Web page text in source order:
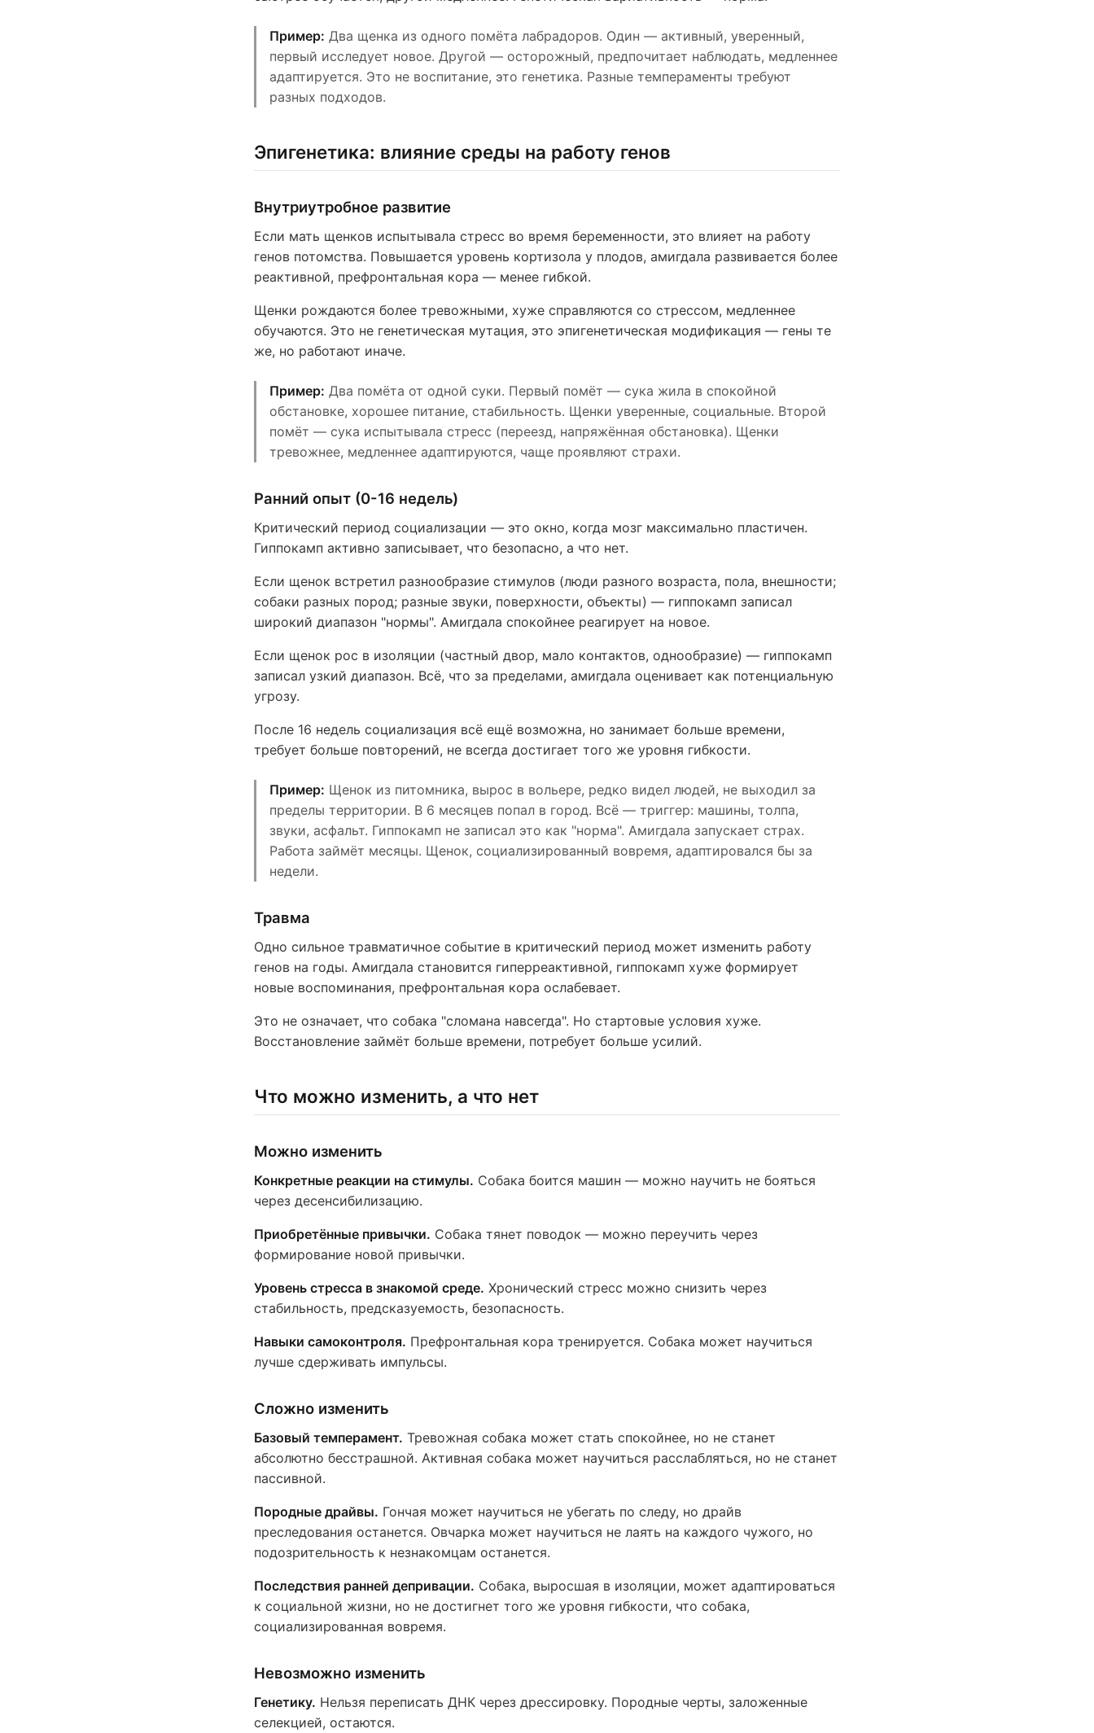
Пример: Два щенка из одного помёта лабрадоров. Один — активный, уверенный,
первый исследует новое. Другой — осторожный, предпочитает наблюдать, медленнее
адаптируется. Это не воспитание, это генетика. Разные темпераменты требуют
разных подходов.
Эпигенетика: влияние среды на работу генов
Внутриутробное развитие
Если мать щенков испытывала стресс во время беременности, это влияет на работу
генов потомства. Повышается уровень кортизола у плодов, амигдала развивается более
реактивной, префронтальная кора — менее гибкой.
Щенки рождаются более тревожными, хуже справляются со стрессом, медленнее
обучаются. Это не генетическая мутация, это эпигенетическая модификация — гены те
же, но работают иначе.
Пример: Два помёта от одной суки. Первый помёт — сука жила в спокойной
обстановке, хорошее питание, стабильность. Щенки уверенные, социальные. Второй
помёт — сука испытывала стресс (переезд, напряжённая обстановка). Щенки
тревожнее, медленнее адаптируются, чаще проявляют страхи.
Ранний опыт (0-16 недель)
Критический период социализации — это окно, когда мозг максимально пластичен.
Гиппокамп активно записывает, что безопасно, а что нет.
Если щенок встретил разнообразие стимулов (люди разного возраста, пола, внешности;
собаки разных пород; разные звуки, поверхности, объекты) — гиппокамп записал
широкий диапазон "нормы". Амигдала спокойнее реагирует на новое.
Если щенок рос в изоляции (частный двор, мало контактов, однообразие) — гиппокамп
записал узкий диапазон. Всё, что за пределами, амигдала оценивает как потенциальную
угрозу.
После 16 недель социализация всё ещё возможна, но занимает больше времени,
требует больше повторений, не всегда достигает того же уровня гибкости.
Пример: Щенок из питомника, вырос в вольере, редко видел людей, не выходил за
пределы территории. В 6 месяцев попал в город. Всё — триггер: машины, толпа,
звуки, асфальт. Гиппокамп не записал это как "норма". Амигдала запускает страх.
Работа займёт месяцы. Щенок, социализированный вовремя, адаптировался бы за
недели.
Травма
Одно сильное травматичное событие в критический период может изменить работу
генов на годы. Амигдала становится гиперреактивной, гиппокамп хуже формирует
новые воспоминания, префронтальная кора ослабевает.
Это не означает, что собака "сломана навсегда". Но стартовые условия хуже.
Восстановление займёт больше времени, потребует больше усилий.
Что можно изменить, а что нет
Можно изменить
Конкретные реакции на стимулы. Собака боится машин — можно научить не бояться
через десенсибилизацию.
Приобретённые привычки. Собака тянет поводок — можно переучить через
формирование новой привычки.
Уровень стресса в знакомой среде. Хронический стресс можно снизить через
стабильность, предсказуемость, безопасность.
Навыки самоконтроля. Префронтальная кора тренируется. Собака может научиться
лучше сдерживать импульсы.
Сложно изменить
Базовый темперамент. Тревожная собака может стать спокойнее, но не станет
абсолютно бесстрашной. Активная собака может научиться расслабляться, но не станет
пассивной.
Породные драйвы. Гончая может научиться не убегать по следу, но драйв
преследования останется. Овчарка может научиться не лаять на каждого чужого, но
подозрительность к незнакомцам останется.
Последствия ранней депривации. Собака, выросшая в изоляции, может адаптироваться
к социальной жизни, но не достигнет того же уровня гибкости, что собака,
социализированная вовремя.
Невозможно изменить
Генетику. Нельзя переписать ДНК через дрессировку. Породные черты, заложенные
селекцией, остаются.